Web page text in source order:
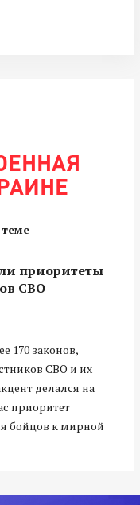
приоритеты
СВО
170 законов,
СВО и их
делался на
приоритет
бойцов к мирной